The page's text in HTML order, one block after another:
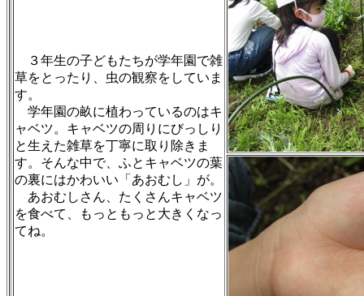
３年生の子どもたちが学年園で雑
草をとったり、虫の観察をしていま
す。
学年園の畝に植わっているのはキ
ャベツ。キャベツの周りにびっしり
と生えた雑草を丁寧に取り除きま
す。そんな中で、ふとキャベツの葉
の裏にはかわいい「あおむし」が。
あおむしさん、たくさんキャベツ
を食べて、もっともっと大きくなっ
てね。